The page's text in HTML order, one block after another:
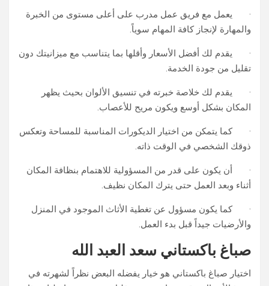
· يعمل مع فريق عمل مدرب على أعلى مستوى من الخبرة
والمهارة لإنجاز كافة المهام سوياً.
· يقدم لك أفضل الأسعار وأقلها بما يتناسب مع ميزانيتك دون
تقليل من جودة الخدمة.
· يقدم لك خلاصة خبرته في تنسيق الألوان بحيث يظهر
المكان بشكل أوسع ويكون مريح للأعصاب.
· كما يتمكن من اختيار الديكورات المناسبة للمساحة وتعكس
ذوقك الشخصي في الوقت ذاته.
· أن يكون على قدر من المسؤولية للاهتمام بنظافة المكان
أثناء وبعد العمل حتى يترك المكان نظيف.
· كما يكون مسؤول عن تغطية الأثاث الموجود في المنزل
والأرضيات جيداً قبل بدء العمل.
صباغ باكستاني سعد العبد الله
اختيار صباغ باكستاني هو خيار يفضله البعض نظراً لشهرته في